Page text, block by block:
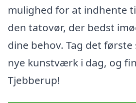
mulighed for at indhente
den tatovør, der bedst
dine behov. Tag det
nye kunstværk i dag, og
Tjebberup!